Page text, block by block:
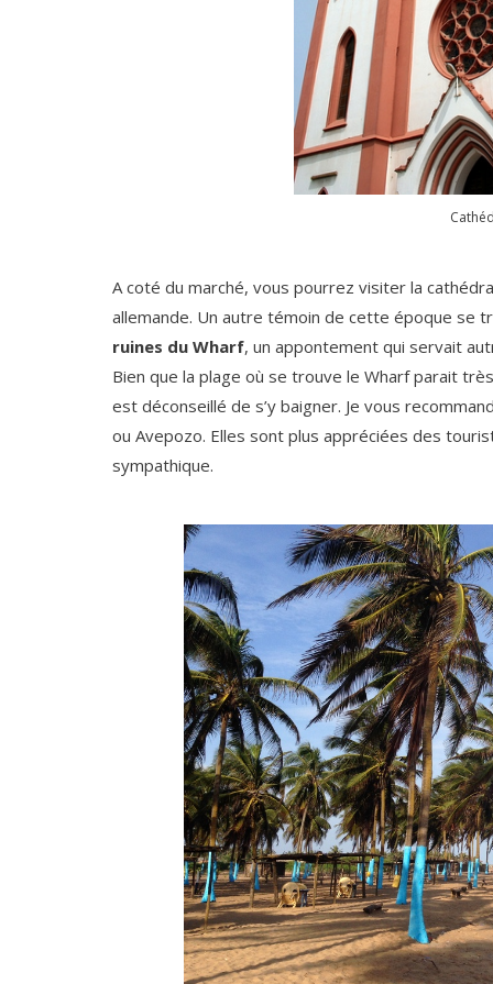
A coté du marché, vous pourrez visiter la
allemande. Un autre témoin de cette époque se
ruines du Wharf, un appontement qui servait
Bien que la plage où se trouve le Wharf parait
est déconseillé de s’y baigner. Je vous
ou Avepozo. Elles sont plus appréciées des
sympathique.